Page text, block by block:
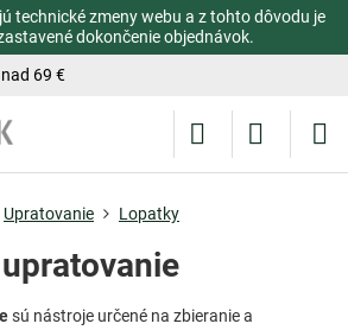
technické zmeny webu a z tohto dôvodu je
dokončenie objednávok.
69 €
Upratovanie Lopatky
sú nástroje určené na zbieranie a